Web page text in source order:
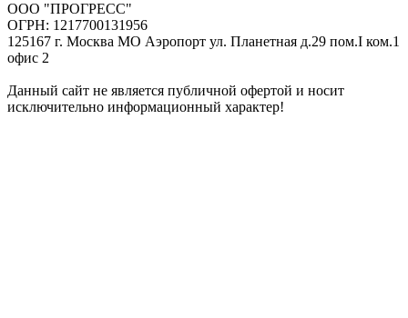
ООО "ПРОГРЕСС"
ОГРН: 1217700131956
125167 г. Москва МО Аэропорт ул. Планетная д.29 пом.I ком.1
офис 2
Данный сайт не является публичной офертой и носит
исключительно информационный характер!